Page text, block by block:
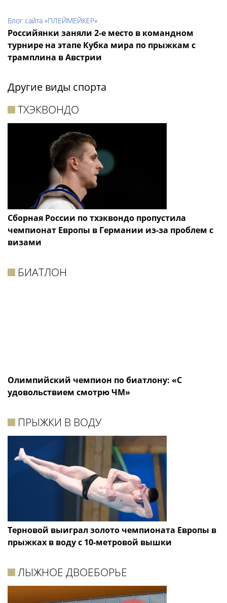
Блог сайта «ПЛЕЙМЕЙКЕР»
Российянки заняли 2-е место в командном
турнире на этапе Кубка мира по прыжкам с
трамплина в Австрии
Другие виды спорта
ТХЭКВОНДО
Сборная России по тхэквондо пропустила
чемпионат Европы в Германии из-за проблем с
визами
БИАТЛОН
Олимпийский чемпион по биатлону: «С
удовольствием смотрю ЧМ»
ПРЫЖКИ В ВОДУ
Терновой выиграл золото чемпионата Европы в
прыжках в воду с 10-метровой вышки
ЛЫЖНОЕ ДВОЕБОРЬЕ